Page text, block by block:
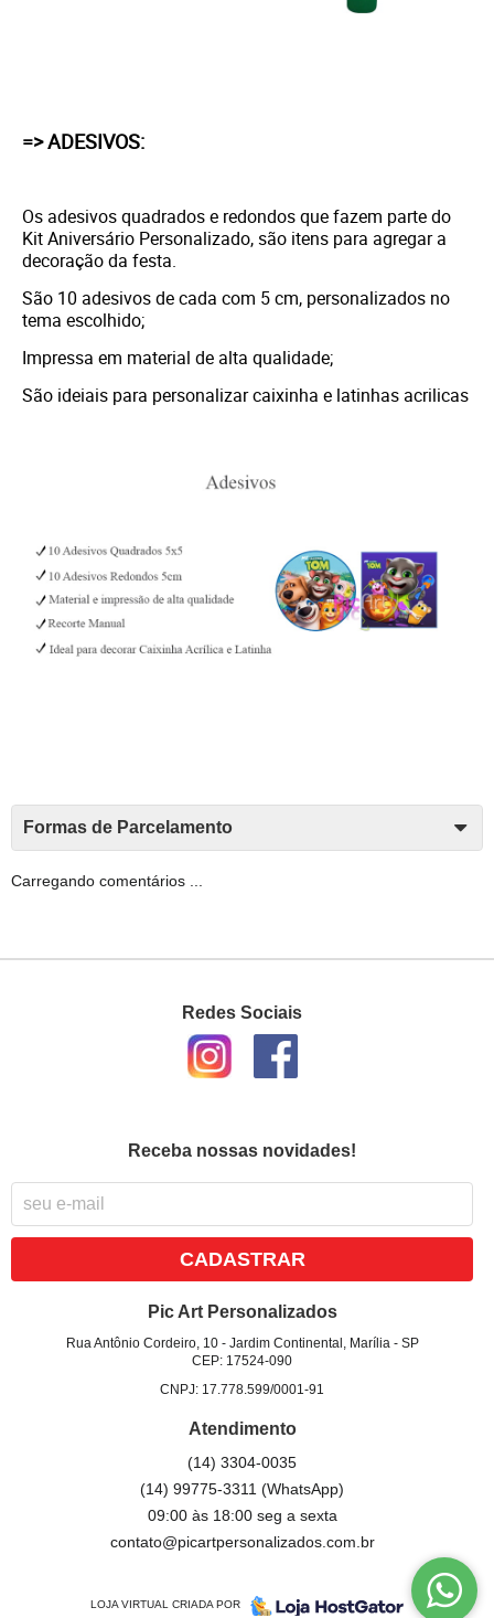
=> ADESIVOS:
Os adesivos quadrados e redondos que fazem parte do
Kit Aniversário Personalizado, são itens para agregar a
decoração da festa.
São 10 adesivos de cada com 5 cm, personalizados no
tema escolhido;
Impressa em material de alta qualidade;
São ideiais para personalizar caixinha e latinhas acrilicas
Formas de Parcelamento
Carregando comentários ...
Redes Sociais
Receba nossas novidades!
CADASTRAR
Pic Art Personalizados
Rua Antônio Cordeiro, 10- Jardim Continental, Marília- SP
CEP: 17524-090
CNPJ: 17.778.599/0001-91
Atendimento
(14) 3304-0035
(14) 99775-3311(WhatsApp)
09:00 às 18:00 seg a sexta
contato@picartpersonalizados.com.br
LOJA VIRTUAL CRIADA POR